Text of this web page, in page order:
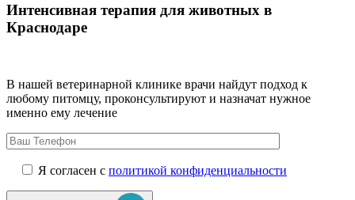
Интенсивная терапия для животных в
Краснодаре
В нашей ветеринарной клинике врачи найдут подход к
любому питомцу, проконсультируют и назначат нужное
именно ему лечение
Я согласен с политикой конфиденциальности